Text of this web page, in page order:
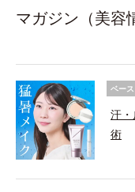
マガジン（美容
ベー
汗・
術